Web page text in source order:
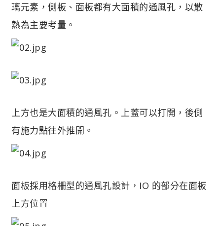
璃元素，側板、面板都有大面積的通風孔，以散
熱為主要考量。
上方也是大面積的通風孔。上蓋可以打開，後側
有施力點往外推開。
面板採用格柵型的通風孔設計，IO 的部分在面板
上方位置